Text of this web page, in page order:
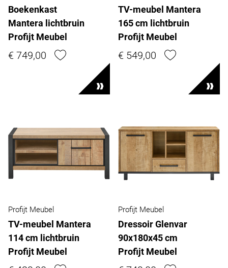
Boekenkast
Mantera lichtbruin
Profijt Meubel
€ 749,00
TV-meubel Mantera
165 cm lichtbruin
Profijt Meubel
€ 549,00
Profijt Meubel
TV-meubel Mantera
114 cm lichtbruin
Profijt Meubel
Profijt Meubel
Dressoir Glenvar
90x180x45 cm
Profijt Meubel